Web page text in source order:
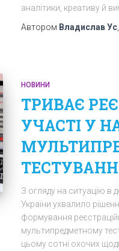
аналітики, креативу й
Автором Владислав Ус
НОВИНИ
ТРИВАЄ
УЧАСТІ У
З огляду на ситуацію в
України ухвалило
формування
мультипредметному
цьому сотні охочих